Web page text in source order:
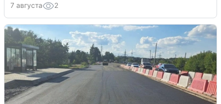
7 августа 2